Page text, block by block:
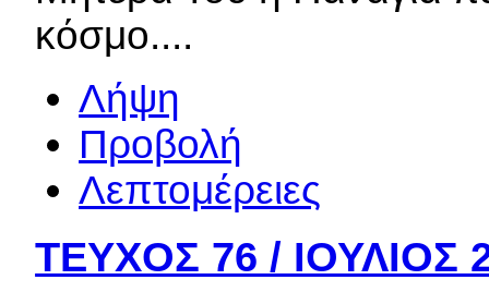
κόσμο....
Λήψη
Προβολή
Λεπτομέρειες
ΤΕΥΧΟΣ 76 / ΙΟΥΛΙΟΣ